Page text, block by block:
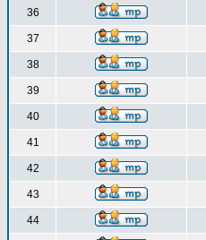
36
37
38
39
40
41
42
43
44